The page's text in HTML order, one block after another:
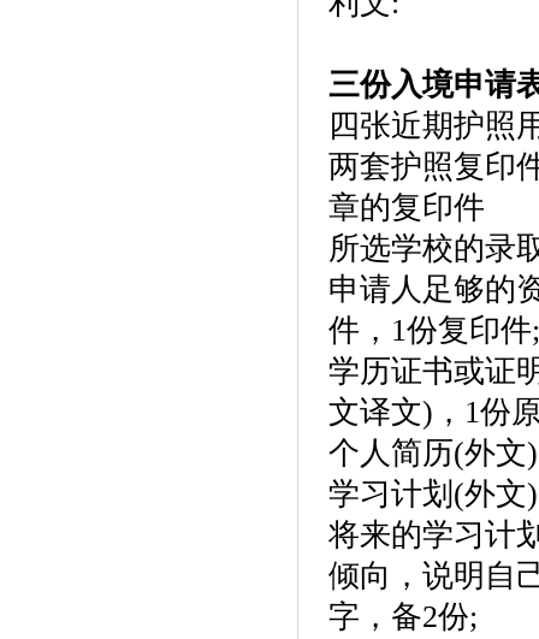
三份入境申请
四张近期护照
两套护照复印
章的复印件
所选学校的录
申请人足够的
件，1份复印件;
学历证书或证
文译文)，1份
个人简历(外文
学习计划(外文
将来的学习计
倾向，说明自
字，备2份;